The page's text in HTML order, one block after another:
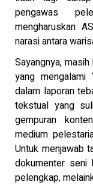
pengawas
mengharuskan
narasi antara
Sayangnya,
yang mengalami
dalam laporan
tekstual yang
gempuran
medium
Untuk menjawab
dokumenter seni
pelengkap,